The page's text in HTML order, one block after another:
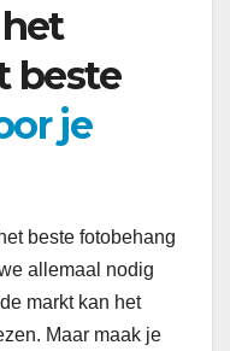
beste
je
beste fotobehang
allemaal nodig
markt kan het
Maar maak je